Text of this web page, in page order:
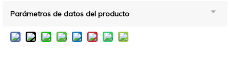
Parámetros de datos del producto